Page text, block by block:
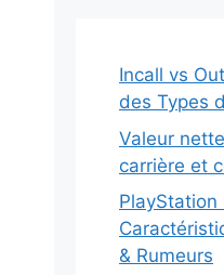
Incall vs
des Types
Valeur
carrière et
& Rumeurs